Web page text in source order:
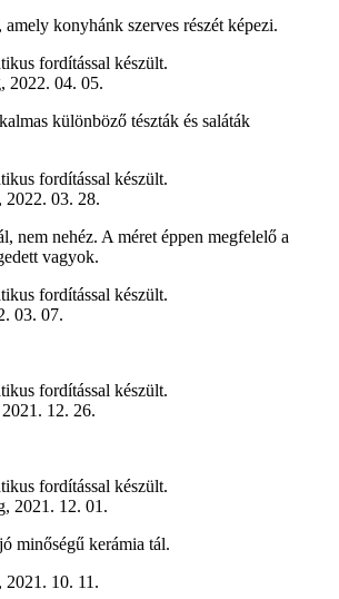
konyhánk szerves részét képezi.
fordítással készült.
, 2022. 04. 05.
különböző tészták és saláták
fordítással készült.
, 2022. 03. 28.
nem nehéz. A méret éppen megfelelő a
vagyok.
fordítással készült.
03. 07.
fordítással készült.
2021. 12. 26.
fordítással készült.
, 2021. 12. 01.
minőségű kerámia tál.
, 2021. 10. 11.